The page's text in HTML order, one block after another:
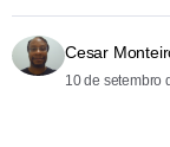
Cesar
10 de setembro